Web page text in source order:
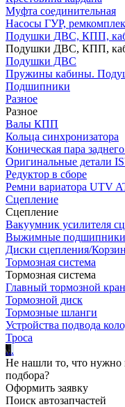
Муфта соединительная
Насосы ГУР,
Подушки ДВС, КПП,
Подушки ДВС, КПП,
Подушки ДВС
Пружины кабины.
Подшипники
Разное
Разное
Валы КПП
Кольца синхронизатора
Коническая пара
Оригинальные детали
Редуктор в сборе
Ремни вариатора UTV
Сцепление
Сцепление
Вакуумник усилителя
Выжимные подшипники
Диски сцепления/
Тормозная система
Тормозная система
Главный тормозной
Тормозной диск
Тормозные шланги
Устройства подвода
Троса
...
Не нашли то, что нужно
подбора?
Оформить заявку
Поиск автозапчастей